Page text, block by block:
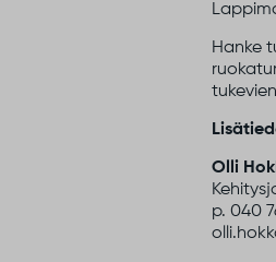
Hanke
Olli
p. 040